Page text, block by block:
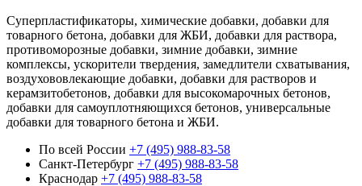
Суперпластификаторы, химические добавки, добавки для
товарного бетона, добавки для ЖБИ, добавки для раствора,
противоморозные добавки, зимние добавки, зимние
комплексы, ускорители твердения, замедлители схватывания,
воздухововлекающие добавки, добавки для растворов и
керамзитобетонов, добавки для высокомарочных бетонов,
добавки для самоуплотняющихся бетонов, универсальные
добавки для товарного бетона и ЖБИ.
По всей России +7 (495) 988-83-58
Санкт-Петербург +7 (495) 988-83-58
Краснодар +7 (495) 988-83-58